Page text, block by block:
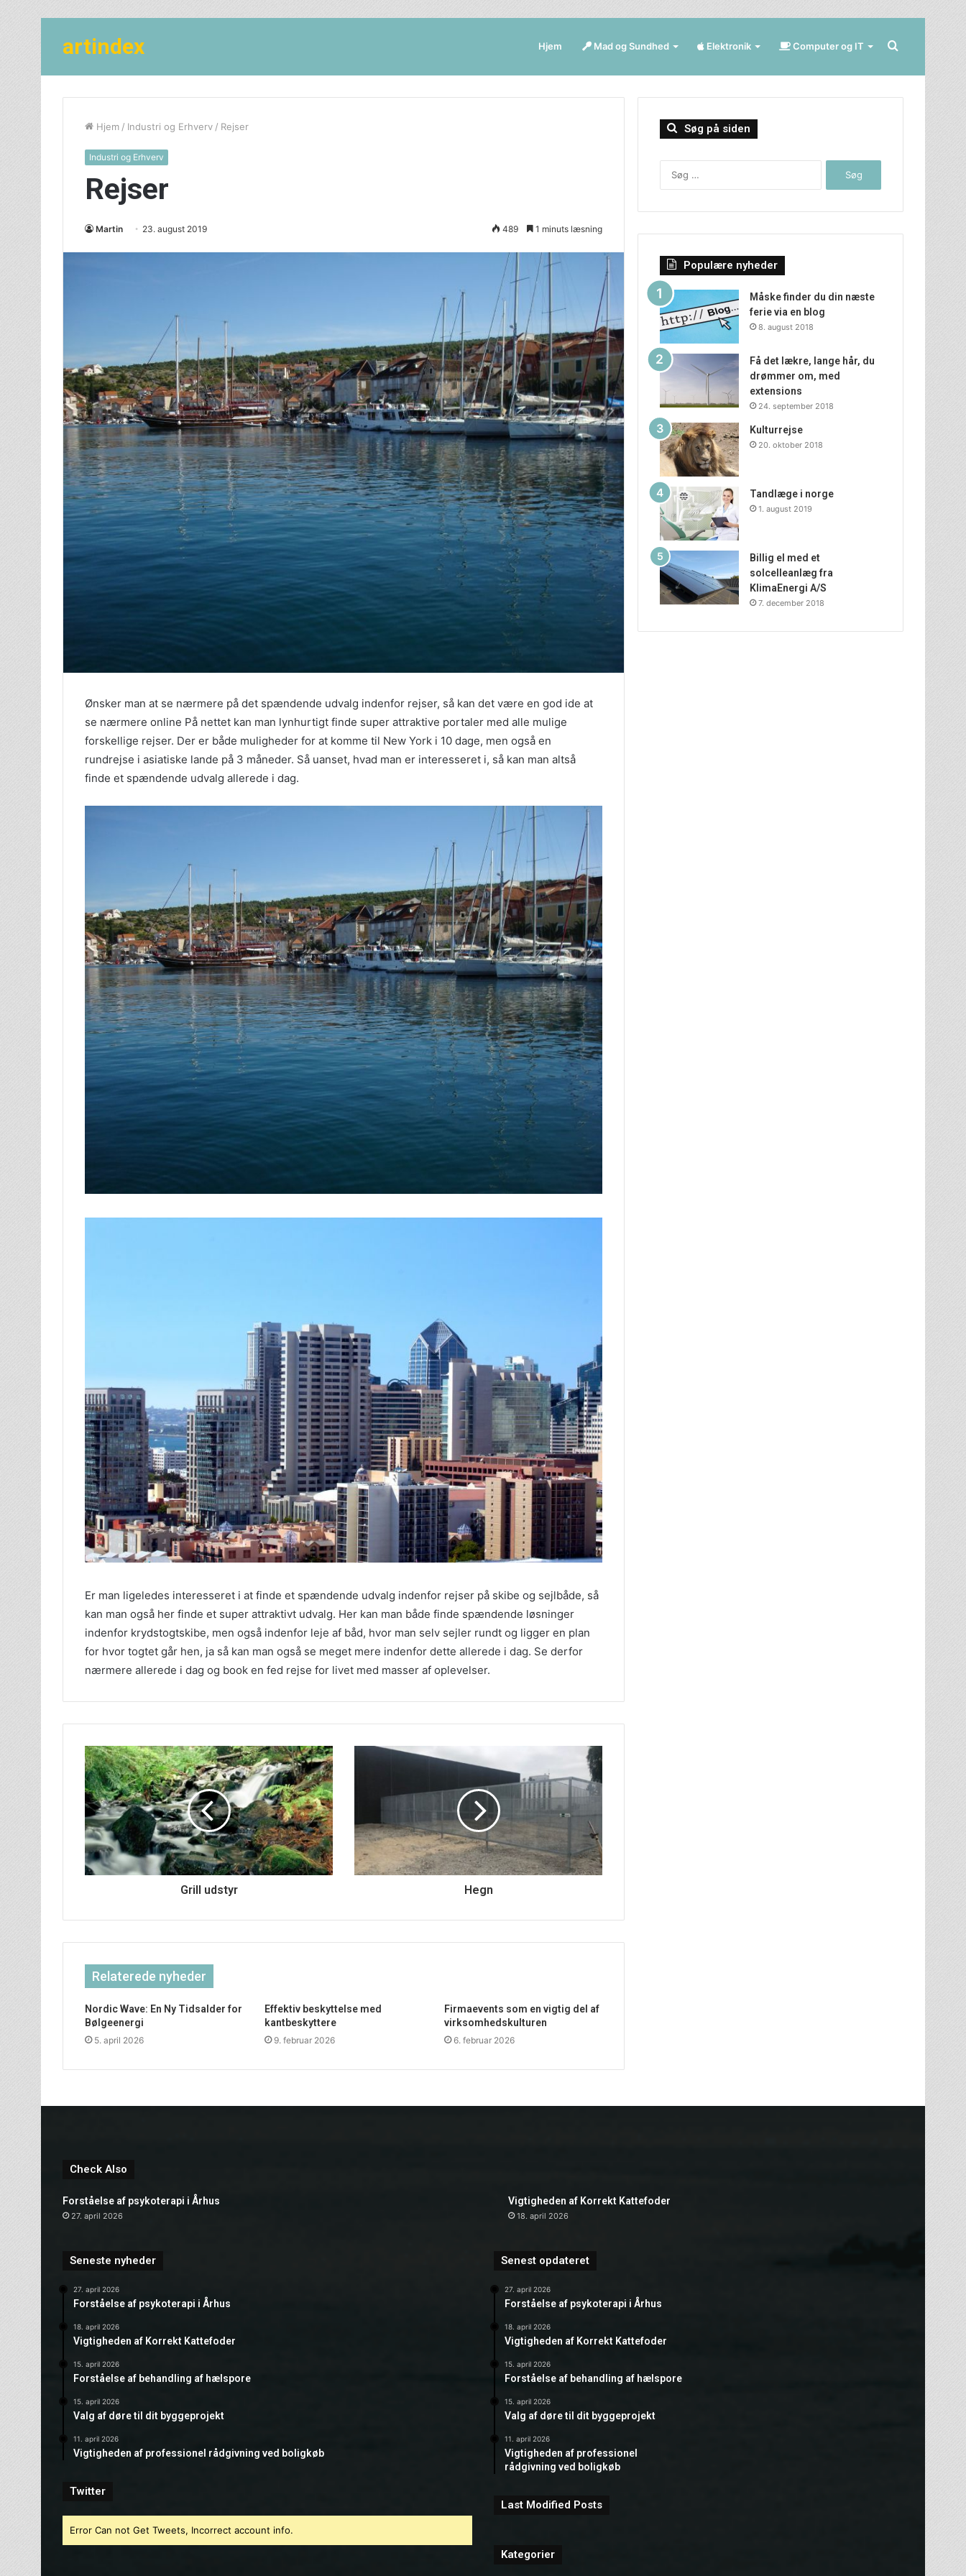
artindex Hjem Mad og Sundhed Elektronik Computer og IT Søg
efter
Hjem / Industri og Erhverv / Rejser
Industri og Erhverv
Rejser
Martin 23. august 2019 489 1 minuts læsning
Ønsker man at se nærmere på det spændende udvalg indenfor rejser, så kan det være en god ide at
se nærmere online På nettet kan man lynhurtigt finde super attraktive portaler med alle mulige
forskellige rejser. Der er både muligheder for at komme til New York i 10 dage, men også en
rundrejse i asiatiske lande på 3 måneder. Så uanset, hvad man er interesseret i, så kan man altså
finde et spændende udvalg allerede i dag.
Er man ligeledes interesseret i at finde et spændende udvalg indenfor rejser på skibe og sejlbåde, så
kan man også her finde et super attraktivt udvalg. Her kan man både finde spændende løsninger
indenfor krydstogtskibe, men også indenfor leje af båd, hvor man selv sejler rundt og ligger en plan
for hvor togtet går hen, ja så kan man også se meget mere indenfor dette allerede i dag. Se derfor
nærmere allerede i dag og book en fed rejse for livet med masser af oplevelser.
Grill udstyr Hegn
Relaterede nyheder
Nordic Wave: En Ny Tidsalder for
Bølgeenergi
5. april 2026
Effektiv beskyttelse med
kantbeskyttere
9. februar 2026
Firmaevents som en vigtig del af
virksomhedskulturen
6. februar 2026
Søg på siden
Populære nyheder
Måske finder du din næste
ferie via en blog
8. august 2018
Få det lækre, lange hår, du
drømmer om, med
extensions
24. september 2018
Kulturrejse
20. oktober 2018
Tandlæge i norge
1. august 2019
Billig el med et
solcelleanlæg fra
KlimaEnergi A/S
7. december 2018
Check Also
Forståelse af psykoterapi i Århus
27. april 2026
Vigtigheden af Korrekt Kattefoder
18. april 2026
Seneste nyheder
27. april 2026
Forståelse af psykoterapi i Århus
18. april 2026
Vigtigheden af Korrekt Kattefoder
15. april 2026
Forståelse af behandling af hælspore
15. april 2026
Valg af døre til dit byggeprojekt
11. april 2026
Vigtigheden af professionel rådgivning ved boligkøb
Twitter
Error Can not Get Tweets, Incorrect account info.
Senest opdateret
27. april 2026
Forståelse af psykoterapi i Århus
18. april 2026
Vigtigheden af Korrekt Kattefoder
15. april 2026
Forståelse af behandling af hælspore
15. april 2026
Valg af døre til dit byggeprojekt
11. april 2026
Vigtigheden af professionel
rådgivning ved boligkøb
Last Modified Posts
Kategorier